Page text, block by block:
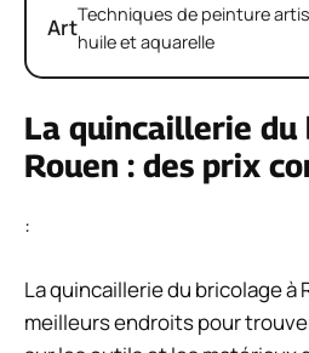
ArtTechniques de peinture
huile et aquarelle
La quincaillerie du
Rouen : des prix
:
La quincaillerie du bricolage à
meilleurs endroits pour